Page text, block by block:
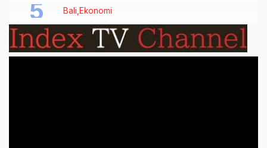
Bali Ekonomi